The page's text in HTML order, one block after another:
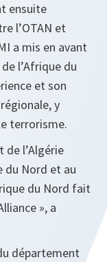
ensuite
l’OTAN et
a mis en avant
l’Afrique du
et son
y
terrorisme.
de l’Algérie
du Nord et au
du Nord fait
», a
département